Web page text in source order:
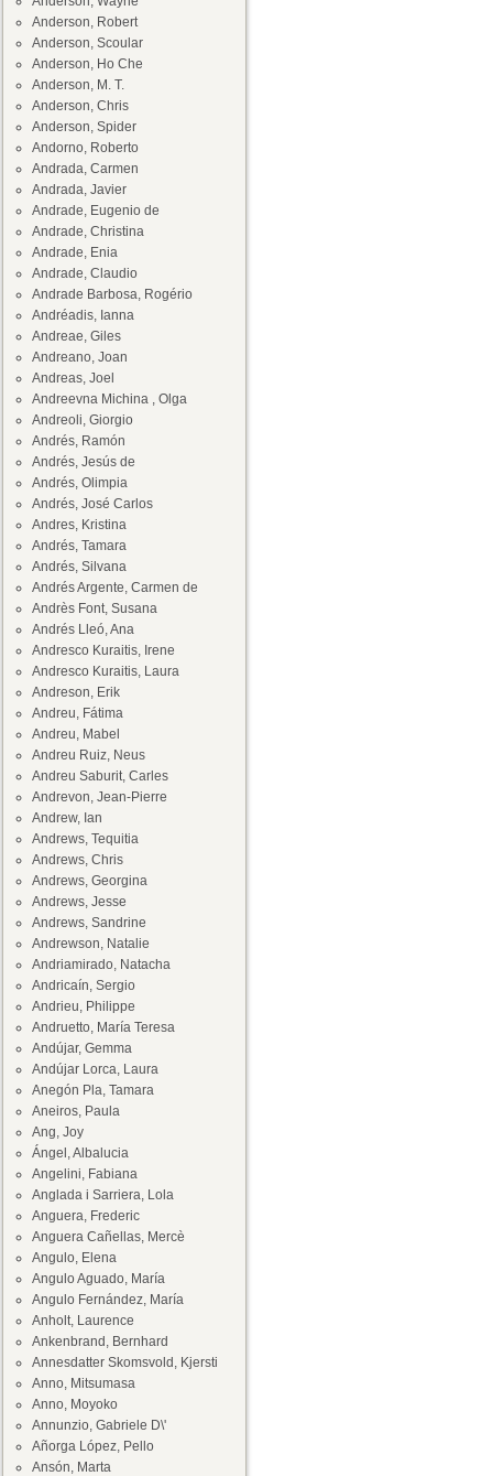
Anderson, Robert
Anderson, Scoular
Anderson, Ho Che
Anderson, M. T.
Anderson, Chris
Anderson, Spider
Andorno, Roberto
Andrada, Carmen
Andrada, Javier
Andrade, Eugenio de
Andrade, Christina
Andrade, Enia
Andrade, Claudio
Andrade Barbosa, Rogério
Andréadis, Ianna
Andreae, Giles
Andreano, Joan
Andreas, Joel
Andreevna Michina , Olga
Andreoli, Giorgio
Andrés, Ramón
Andrés, Jesús de
Andrés, Olimpia
Andrés, José Carlos
Andres, Kristina
Andrés, Tamara
Andrés, Silvana
Andrés Argente, Carmen de
Andrès Font, Susana
Andrés Lleó, Ana
Andresco Kuraitis, Irene
Andresco Kuraitis, Laura
Andreson, Erik
Andreu, Fátima
Andreu, Mabel
Andreu Ruiz, Neus
Andreu Saburit, Carles
Andrevon, Jean-Pierre
Andrew, Ian
Andrews, Tequitia
Andrews, Chris
Andrews, Georgina
Andrews, Jesse
Andrews, Sandrine
Andrewson, Natalie
Andriamirado, Natacha
Andricaín, Sergio
Andrieu, Philippe
Andruetto, María Teresa
Andújar, Gemma
Andújar Lorca, Laura
Anegón Pla, Tamara
Aneiros, Paula
Ang, Joy
Ángel, Albalucia
Angelini, Fabiana
Anglada i Sarriera, Lola
Anguera, Frederic
Anguera Cañellas, Mercè
Angulo, Elena
Angulo Aguado, María
Angulo Fernández, María
Anholt, Laurence
Ankenbrand, Bernhard
Annesdatter Skomsvold, Kjersti
Anno, Mitsumasa
Anno, Moyoko
Annunzio, Gabriele D\'
Añorga López, Pello
Ansón, Marta